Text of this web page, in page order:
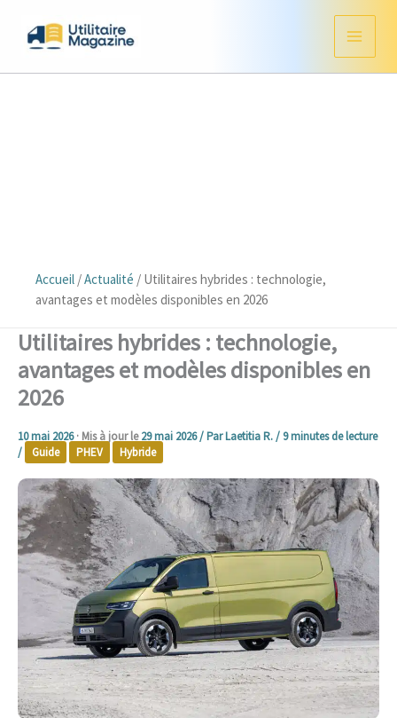
Accueil /Actualité / Utilitaires hybrides : technologie,
avantages et modèles disponibles en 2026
Utilitaires hybrides : technologie,
avantages et modèles disponibles en
2026
10 mai 2026· Mis à jour le29 mai 2026/ ParLaetitia R./ 9 minutes de lecture
/
Guide PHEV Hybride